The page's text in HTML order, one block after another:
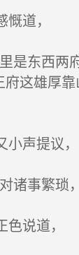
道，
是东西两
这雄厚
声提议，
诸事繁琐
说道，